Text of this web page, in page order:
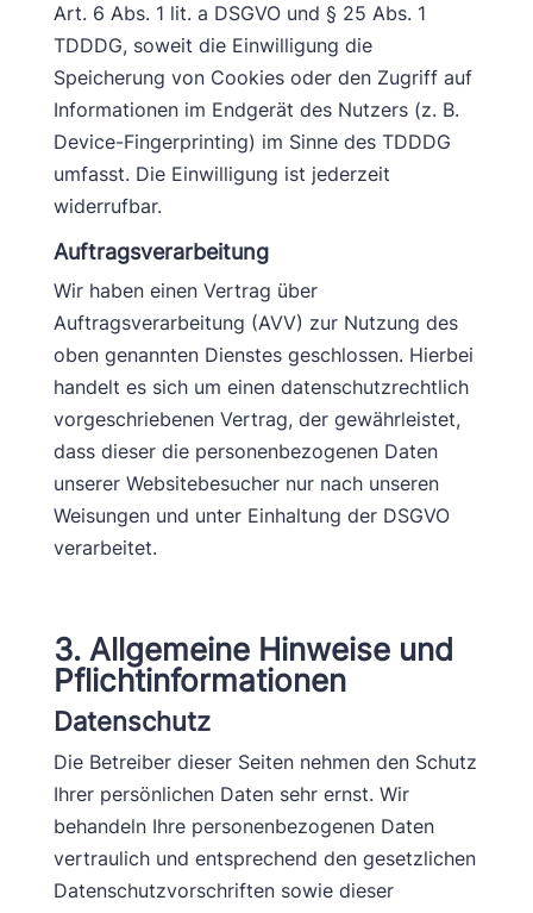
Art. 6 Abs. 1 lit. a DSGVO und § 25 Abs. 1
TDDDG, soweit die Einwilligung die
Speicherung von Cookies oder den Zugriff auf
Informationen im Endgerät des Nutzers (z. B.
Device-Fingerprinting) im Sinne des TDDDG
umfasst. Die Einwilligung ist jederzeit
widerrufbar.
Auftragsverarbeitung
Wir haben einen Vertrag über
Auftragsverarbeitung (AVV) zur Nutzung des
oben genannten Dienstes geschlossen. Hierbei
handelt es sich um einen datenschutzrechtlich
vorgeschriebenen Vertrag, der gewährleistet,
dass dieser die personenbezogenen Daten
unserer Websitebesucher nur nach unseren
Weisungen und unter Einhaltung der DSGVO
verarbeitet.
3. Allgemeine Hinweise und
Pflicht­informationen
Datenschutz
Die Betreiber dieser Seiten nehmen den Schutz
Ihrer persönlichen Daten sehr ernst. Wir
behandeln Ihre personenbezogenen Daten
vertraulich und entsprechend den gesetzlichen
Datenschutzvorschriften sowie dieser